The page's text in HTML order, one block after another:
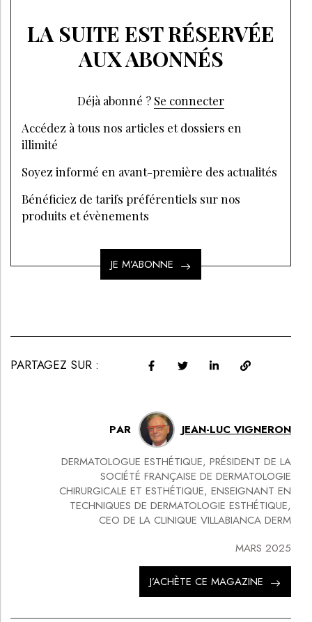
LA SUITE EST RÉSERVÉE
AUX ABONNÉS
Déjà abonné ? Se connecter
Accédez à tous nos articles et dossiers en
illimité
Soyez informé en avant-première des actualités
Bénéficiez de tarifs préférentiels sur nos
produits et évènements
JE M’ABONNE
PARTAGEZ SUR :
PAR JEAN-LUC VIGNERON
DERMATOLOGUE ESTHÉTIQUE, PRÉSIDENT DE LA
SOCIÉTÉ FRANÇAISE DE DERMATOLOGIE
CHIRURGICALE ET ESTHÉTIQUE, ENSEIGNANT EN
TECHNIQUES DE DERMATOLOGIE ESTHÉTIQUE,
CEO DE LA CLINIQUE VILLABIANCA DERM
MARS 2025
J’ACHÈTE CE MAGAZINE